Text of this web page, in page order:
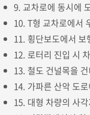
9. 교차로에 동시에
10. T형 교차로에서
11. 횡단보도에서
12. 로터리 진입 시
13. 철도 건널목을
14. 가파른 산악 도
15. 대형 차량의 사